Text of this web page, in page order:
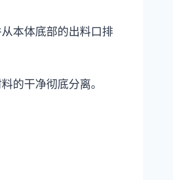
本体底部的出料口排
的干净彻底分离。